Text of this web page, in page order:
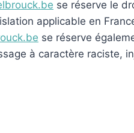
se réserve le
applicable en
se réserve
à caractère raciste,